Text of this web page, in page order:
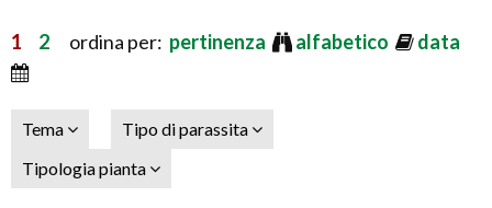
1 2 ordina per: pertinenza alfabetico data
Tema
Tipo di parassita
Tipologia pianta